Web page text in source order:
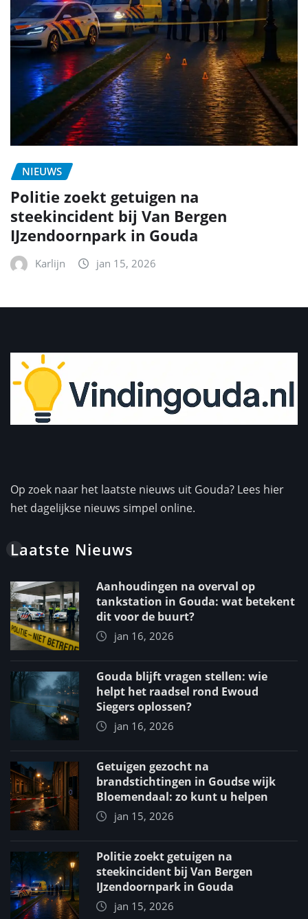
NIEUWS
Politie zoekt getuigen na
steekincident bij Van Bergen
IJzendoornpark in Gouda
Karlijn jan 15, 2026
Op zoek naar het laatste nieuws uit Gouda? Lees hier
het dagelijkse nieuws simpel online.
Laatste Nieuws
Aanhoudingen na overval op
tankstation in Gouda: wat betekent
dit voor de buurt?
jan 16, 2026
Gouda blijft vragen stellen: wie
helpt het raadsel rond Ewoud
Siegers oplossen?
jan 16, 2026
Getuigen gezocht na
brandstichtingen in Goudse wijk
Bloemendaal: zo kunt u helpen
jan 15, 2026
Politie zoekt getuigen na
steekincident bij Van Bergen
IJzendoornpark in Gouda
jan 15, 2026